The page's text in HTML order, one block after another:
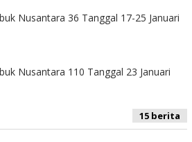
Nusantara 36 Tanggal 17-25 Januari
Nusantara 110 Tanggal 23 Januari
15 berita